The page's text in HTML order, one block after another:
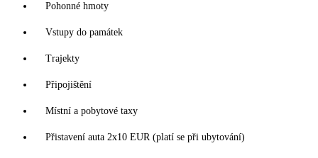
Pohonné hmoty
Vstupy do památek
Trajekty
Připojištění
Místní a pobytové taxy
Přistavení auta 2x10 EUR (platí se při ubytování)